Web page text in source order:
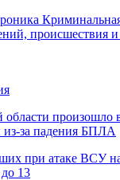
происшествия
произошло
из-за падения БПЛА
при атаке ВСУ
13